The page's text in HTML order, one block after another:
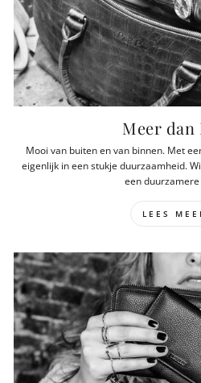
Meer dan
Mooi van buiten en van binnen. Met
eigenlijk in een stukje duurzaamheid.
een duurzamere
LEES